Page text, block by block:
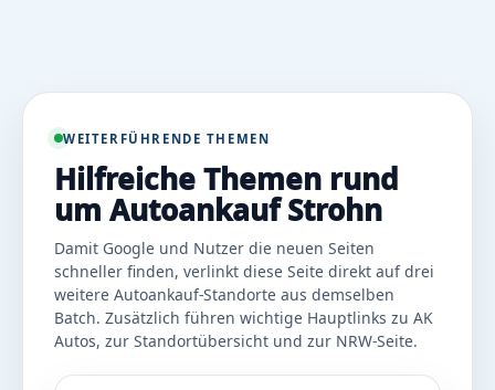
WEITERFÜHRENDE THEMEN
Hilfreiche Themen rund
um Autoankauf Strohn
Damit Google und Nutzer die neuen Seiten
schneller finden, verlinkt diese Seite direkt auf drei
weitere Autoankauf-Standorte aus demselben
Batch. Zusätzlich führen wichtige Hauptlinks zu AK
Autos, zur Standortübersicht und zur NRW-Seite.